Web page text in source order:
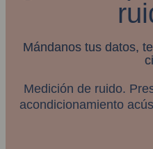
Mándanos tus datos,
Medición de ruido.
acondicionamiento